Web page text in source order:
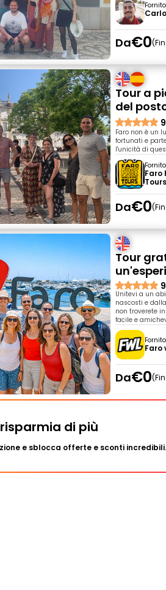
Da€0
Tour a
del
Faro non è un
fortunati e
l'unicità di
Faro
Da€0
Tour
Unitevi a un
nascosti e
non troverete
facile e
Faro
Da€0
di più
e sblocca offerte e sconti incredibili.